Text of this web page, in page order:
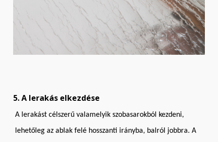
5. A lerakás elkezdése
A lerakást célszerű valamelyik szobasarokból kezdeni,
lehetőleg az ablak felé hosszanti irányba, balról jobbra. A